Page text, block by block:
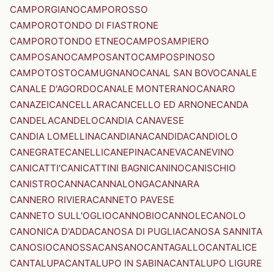
CAMPORGIANOCAMPOROSSO
CAMPOROTONDO DI FIASTRONE
CAMPOROTONDO ETNEOCAMPOSAMPIERO
CAMPOSANOCAMPOSANTOCAMPOSPINOSO
CAMPOTOSTOCAMUGNANOCANAL SAN BOVOCANALE
CANALE D'AGORDOCANALE MONTERANOCANARO
CANAZEICANCELLARACANCELLO ED ARNONECANDA
CANDELACANDELOCANDIA CANAVESE
CANDIA LOMELLINACANDIANACANDIDACANDIOLO
CANEGRATECANELLICANEPINACANEVACANEVINO
CANICATTI'CANICATTINI BAGNICANINOCANISCHIO
CANISTROCANNACANNALONGACANNARA
CANNERO RIVIERACANNETO PAVESE
CANNETO SULL'OGLIOCANNOBIOCANNOLECANOLO
CANONICA D'ADDACANOSA DI PUGLIACANOSA SANNITA
CANOSIOCANOSSACANSANOCANTAGALLOCANTALICE
CANTALUPACANTALUPO IN SABINACANTALUPO LIGURE